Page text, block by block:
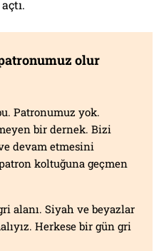
olur
Patronumuz yok.
bir dernek. Bizi
devam etmesini
koltuğuna geçmen
alanı. Siyah ve beyazlar
Herkese bir gün gri